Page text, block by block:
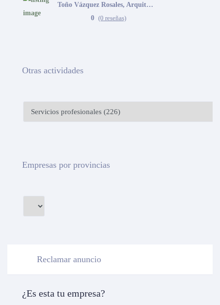
Toño Vázquez Rosales, Arquitecto
0 (0 reseñas)
Otras actividades
Empresas por provincias
Reclamar anuncio
¿Es esta tu empresa?